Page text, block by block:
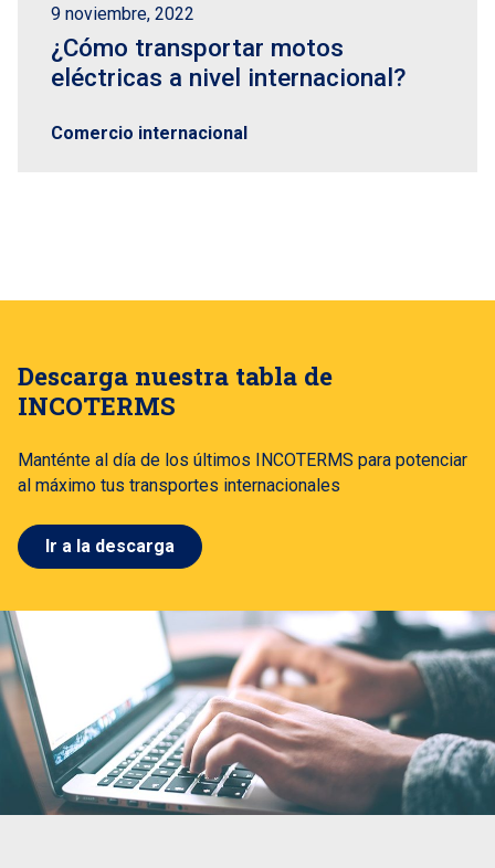
9 noviembre, 2022
¿Cómo transportar motos
eléctricas a nivel internacional?
Comercio internacional
Descarga nuestra tabla de
INCOTERMS
Manténte al día de los últimos INCOTERMS para potenciar
al máximo tus transportes internacionales
Ir a la descarga